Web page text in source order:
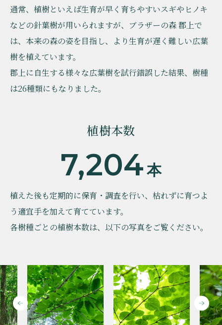
通常、植樹といえば生育が早く育ちやすいスギやヒノキ
などの針葉樹が用いられますが、ブラザーの森 郡上で
は、本来の森の姿を目指し、より生育が遅く難しい広葉
樹を植えています。
郡上に自生する様々な広葉樹を試行錯誤した結果、樹種
は26種類にもなりました。
植樹本数
7,204本
植えた後も定期的に保育・調査を行い、枯れずに育つよ
う適宜手を加えて育てています。
各樹種ごとの植樹本数は、以下の写真をご覧ください。